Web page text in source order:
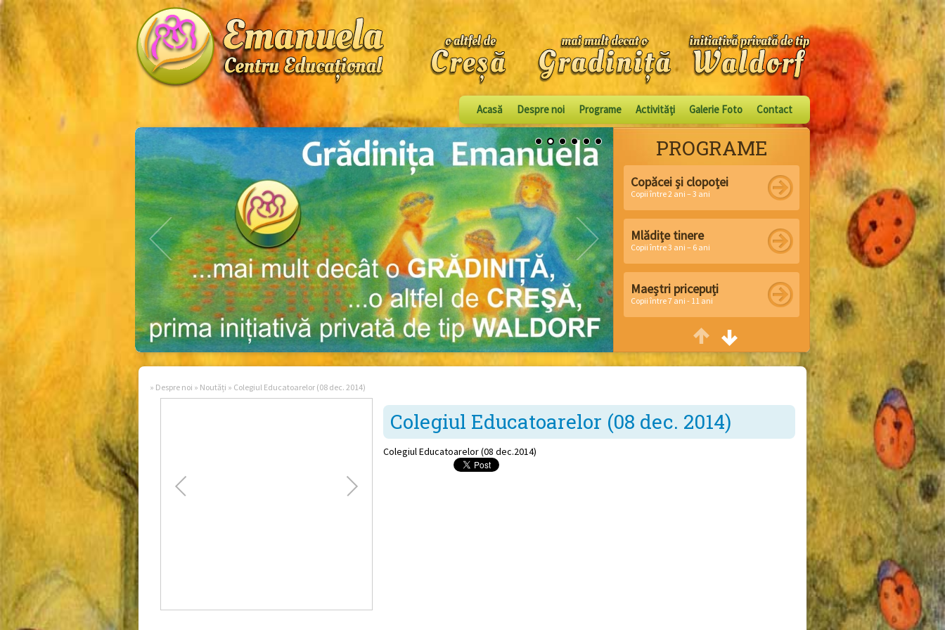
Acasă Despre noi Programe Activităţi Galerie Foto Contact
1 2 3 4 5 6 PROGRAME
Copăcei și clopoței
Copii între 2 ani – 3 ani
Mlădițe tinere
Copii între 3 ani – 6 ani
Maeștri pricepuți
Copii între 7 ani - 11 ani
Casa veseliei
Petreceri cu ocazia zilei de naștere
Consiliere părinți
» Despre noi » Noutăți » Colegiul Educatoarelor (08 dec. 2014)
Colegiul Educatoarelor (08 dec. 2014)
Colegiul Educatoarelor (08 dec.2014)